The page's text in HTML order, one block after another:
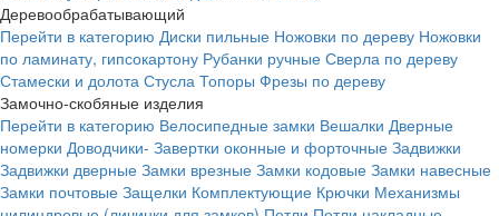
Деревообрабатывающий
Перейти в категорию Диски пильные Ножовки по дереву Ножовки
по ламинату, гипсокартону Рубанки ручные Сверла по дереву
Стамески и долота Стусла Топоры Фрезы по дереву
Замочно-скобяные изделия
Перейти в категорию Велосипедные замки Вешалки Дверные
номерки Доводчики- Завертки оконные и форточные Задвижки
Задвижки дверные Замки врезные Замки кодовые Замки навесные
Замки почтовые Защелки Комплектующие Крючки Механизмы